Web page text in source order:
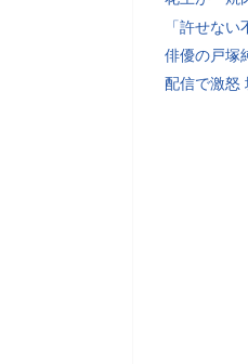
「許せな
俳優の戸塚
配信で激怒